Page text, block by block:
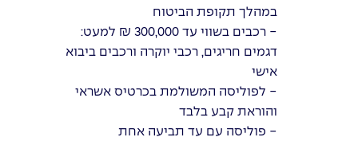
במהלך תקופת הביטוח
- רכבים בשווי עד 300,000 ₪ למעט:
דגמים חריגים, רכבי יוקרה ורכבים ביבוא
אישי
- לפוליסה המשולמת בכרטיס אשראי
והוראת קבע בלבד
- פוליסה עם עד תביעה אחת